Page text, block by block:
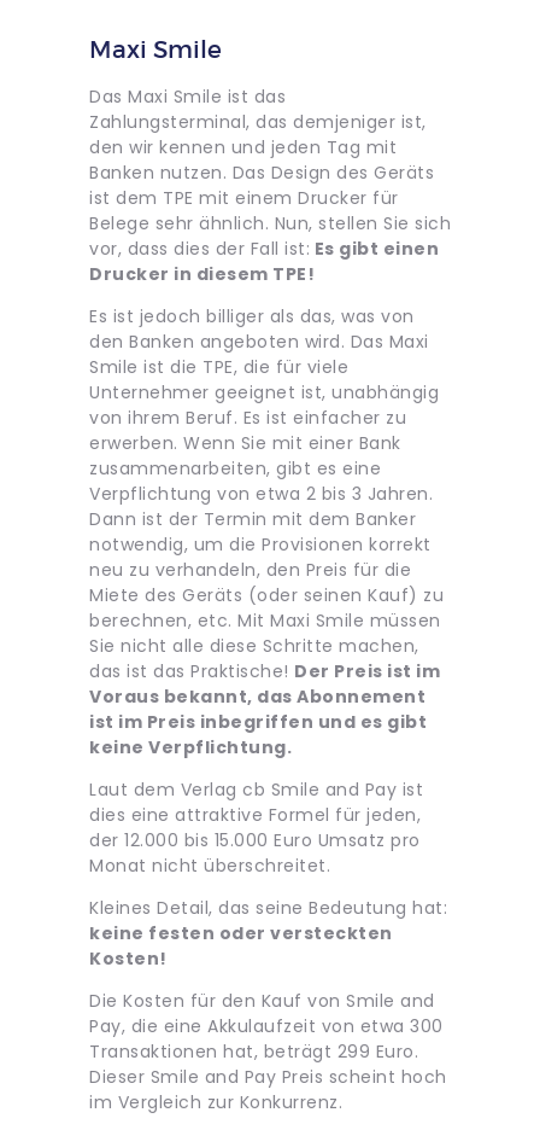
Maxi Smile
Das Maxi Smile ist das
Zahlungsterminal, das demjeniger ist,
den wir kennen und jeden Tag mit
Banken nutzen. Das Design des Geräts
ist dem TPE mit einem Drucker für
Belege sehr ähnlich. Nun, stellen Sie sich
vor, dass dies der Fall ist: Es gibt einen
Drucker in diesem TPE!
Es ist jedoch billiger als das, was von
den Banken angeboten wird. Das Maxi
Smile ist die TPE, die für viele
Unternehmer geeignet ist, unabhängig
von ihrem Beruf. Es ist einfacher zu
erwerben. Wenn Sie mit einer Bank
zusammenarbeiten, gibt es eine
Verpflichtung von etwa 2 bis 3 Jahren.
Dann ist der Termin mit dem Banker
notwendig, um die Provisionen korrekt
neu zu verhandeln, den Preis für die
Miete des Geräts (oder seinen Kauf) zu
berechnen, etc. Mit Maxi Smile müssen
Sie nicht alle diese Schritte machen,
das ist das Praktische! Der Preis ist im
Voraus bekannt, das Abonnement
ist im Preis inbegriffen und es gibt
keine Verpflichtung.
Laut dem Verlag cb Smile and Pay ist
dies eine attraktive Formel für jeden,
der 12.000 bis 15.000 Euro Umsatz pro
Monat nicht überschreitet.
Kleines Detail, das seine Bedeutung hat:
keine festen oder versteckten
Kosten!
Die Kosten für den Kauf von Smile and
Pay, die eine Akkulaufzeit von etwa 300
Transaktionen hat, beträgt 299 Euro.
Dieser Smile and Pay Preis scheint hoch
im Vergleich zur Konkurrenz.